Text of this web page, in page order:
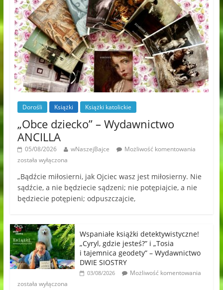
Dorośli Książki Książki katolickie
„Obce dziecko” – Wydawnictwo
ANCILLA
05/08/2026 wNaszejBajce
Możliwość komentowania
została wyłączona
„Bądźcie miłosierni, jak Ojciec wasz jest miłosierny. Nie
sądźcie, a nie będziecie sądzeni; nie potępiajcie, a nie
będziecie potępieni; odpuszczajcie,
Wspaniałe książki detektywistyczne!
„Cyryl, gdzie jesteś?” i „Tosia
i tajemnica geodety” – Wydawnictwo
DWIE SIOSTRY
03/08/2026
Możliwość komentowania
została wyłączona